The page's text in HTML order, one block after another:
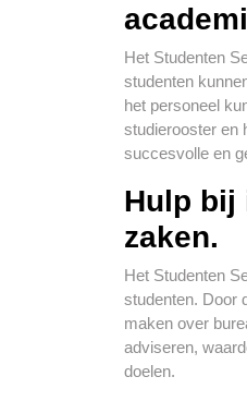
Het Studenten
studenten
het personeel
studierooster en
succesvolle en
Hulp bij
zaken.
Het Studenten
studenten. Door
maken over
adviseren,
doelen.